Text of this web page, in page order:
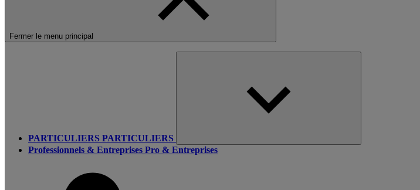
Fermer le menu principal
PARTICULIERS PARTICULIERS
Professionnels & Entreprises Pro & Entreprises